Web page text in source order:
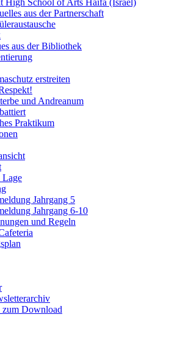
High School of Arts Haifa (Israel)
aus der Partnerschaft
aus der Bibliothek
erstreiten
und Andreanum
Praktikum
Jahrgang 5
Jahrgang 6-10
und Regeln
zum Download